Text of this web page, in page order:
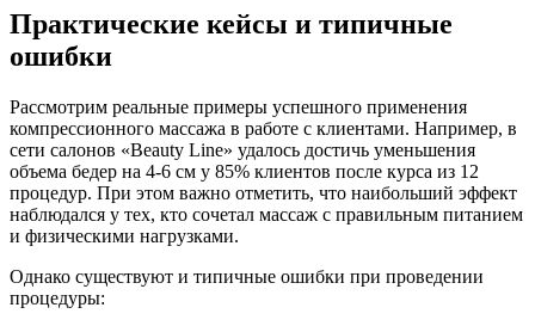
Практические кейсы и типичные
ошибки
Рассмотрим реальные примеры успешного применения
компрессионного массажа в работе с клиентами. Например, в
сети салонов «Beauty Line» удалось достичь уменьшения
объема бедер на 4-6 см у 85% клиентов после курса из 12
процедур. При этом важно отметить, что наибольший эффект
наблюдался у тех, кто сочетал массаж с правильным питанием
и физическими нагрузками.
Однако существуют и типичные ошибки при проведении
процедуры: